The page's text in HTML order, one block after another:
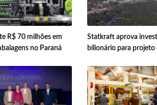
R$ 70 milhões em
no Paraná
Statkraft aprova
bilionário para projeto